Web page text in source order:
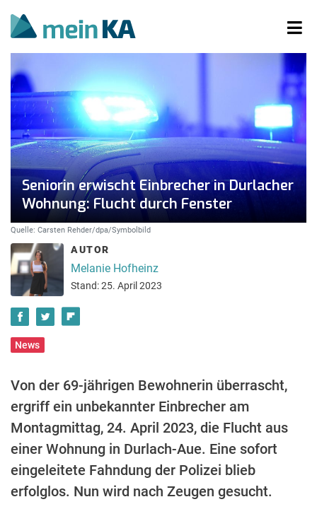
Seniorin erwischt Einbrecher in Durlacher
Wohnung: Flucht durch Fenster
Quelle: Carsten Rehder/dpa/Symbolbild
AUTOR
Melanie Hofheinz
Stand: 25. April 2023
News
Von der 69-jährigen Bewohnerin überrascht,
ergriff ein unbekannter Einbrecher am
Montagmittag, 24. April 2023, die Flucht aus
einer Wohnung in Durlach-Aue. Eine sofort
eingeleitete Fahndung der Polizei blieb
erfolglos. Nun wird nach Zeugen gesucht.